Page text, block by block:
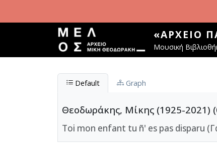
«ΑΡΧΕΊΟ
Μουσική
Default Graph
Θεοδωράκης, Μίκης (1925-2021)
Toi mon enfant tu ñ' es pas disparu